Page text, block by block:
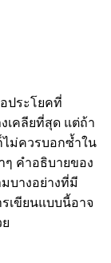
ประโยคที่
เคลียที่สุด แต่ถ้า
ม่ควรบอกซ้ำใน
ๆ คำอธิบายของ
บางอย่างที่มี
เขียนแบบนี้อาจ